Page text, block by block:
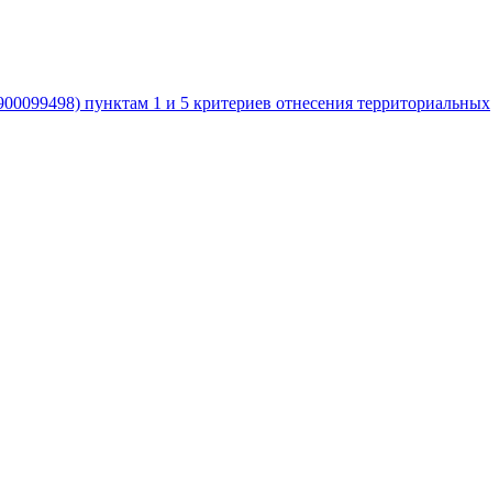
пунктам 1 и 5 критериев отнесения территориальных